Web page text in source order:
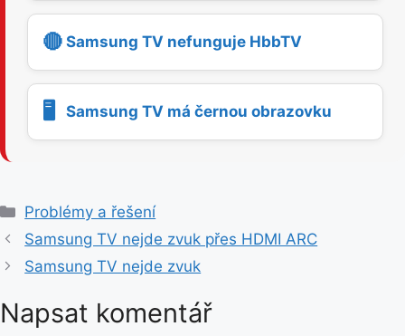
🔴 Samsung TV nefunguje HbbTV
🖥️ Samsung TV má černou obrazovku
R
u
r
k
Problémy a řešení
Samsung TV nejde zvuk přes HDMI ARC
Samsung TV nejde zvuk
Napsat komentář